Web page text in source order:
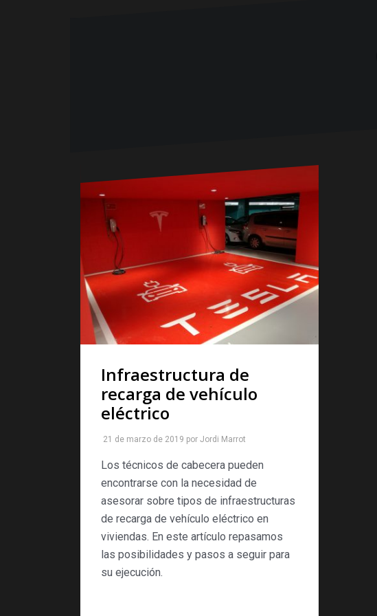
Infraestructura de
recarga de vehículo
eléctrico
21 de marzo de 2019 por Jordi Marrot
Los técnicos de cabecera pueden
encontrarse con la necesidad de
asesorar sobre tipos de infraestructuras
de recarga de vehículo eléctrico en
viviendas. En este artículo repasamos
las posibilidades y pasos a seguir para
su ejecución.